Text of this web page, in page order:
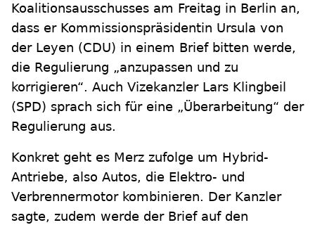
Koalitionsausschusses am Freitag in Berlin an,
dass er Kommissionspräsidentin Ursula von
der Leyen (CDU) in einem Brief bitten werde,
die Regulierung „anzupassen und zu
korrigieren“. Auch Vizekanzler Lars Klingbeil
(SPD) sprach sich für eine „Überarbeitung“ der
Regulierung aus.
Konkret geht es Merz zufolge um Hybrid-
Antriebe, also Autos, die Elektro- und
Verbrennermotor kombinieren. Der Kanzler
sagte, zudem werde der Brief auf den